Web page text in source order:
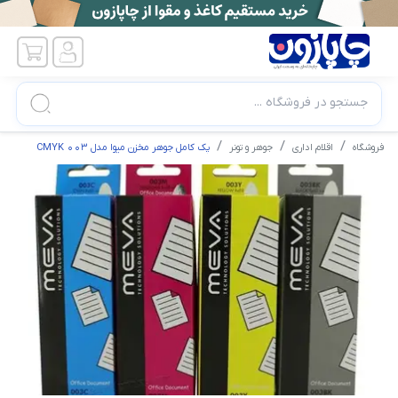
جستجو در فروشگاه ...
فروشگاه اقلام اداری جوهر و تونر پک کامل جوهر مخزن میوا مدل CMYK 003